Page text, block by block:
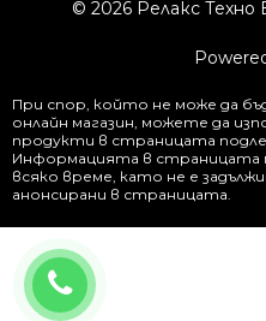
0877844344
© 2026 Релакс Техно
При спор, който не може да
онлайн магазин, можете да
продукти в страницата
Информацията в страницата
всяко време, като не е
анонсирани в страницата.